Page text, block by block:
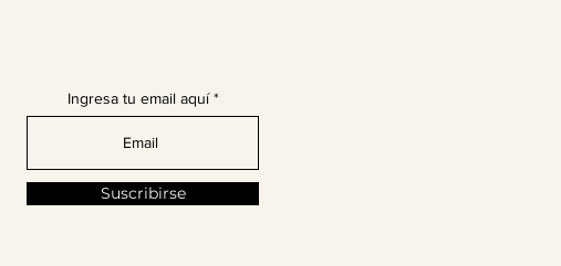
Ingresa tu email aquí
Suscribirse